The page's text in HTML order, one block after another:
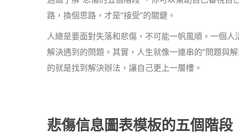
路，換個思路，才是“接受”的關鍵。
人總是要面對失落和悲傷，不可能一帆風順。一個
解決遇到的問題。其實，人生就像一連串的“問題與
的就是找到解決辦法，讓自己更上一層樓。
悲傷信息圖表模板的五個階段